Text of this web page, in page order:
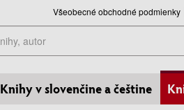
Všeobecné obchodné podmienky
Knihy v slovenčine a češtine